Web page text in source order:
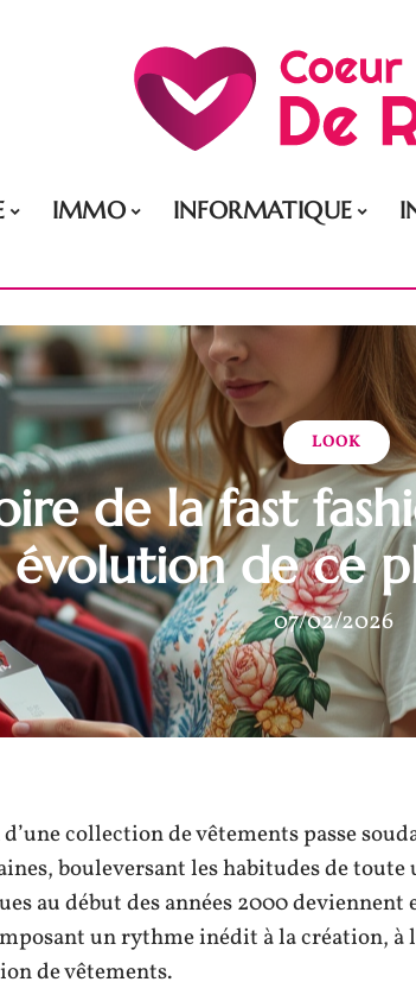
IMMO INFORMATIQUE
LOOK
de la fast
évolution de ce
07/02/2026
collection de vêtements passe
bouleversant les habitudes de toute
au début des années 2000 deviennent
un rythme inédit à la création, à
de vêtements.